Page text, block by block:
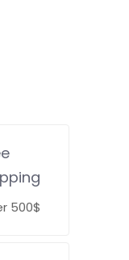
500$